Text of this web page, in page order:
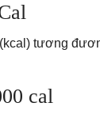
tương
cal